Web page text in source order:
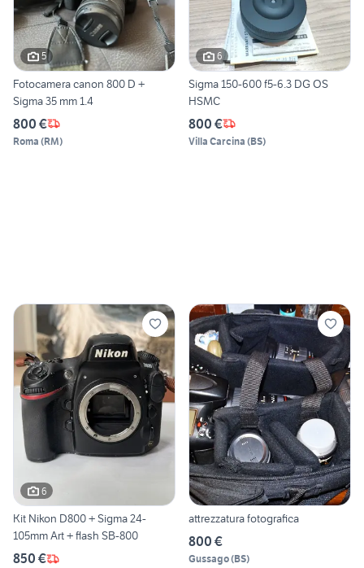
5
Fotocamera canon 800 D +
Sigma 35 mm 1.4
800 €
Roma (RM)
6
Sigma 150-600 f5-6.3 DG OS
HSMC
800 €
Villa Carcina (BS)
6
Kit Nikon D800 + Sigma 24-
105mm Art + flash SB-800
850 €
attrezzatura fotografica
800 €
Gussago(BS)